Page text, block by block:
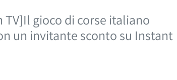
gioco di corse italiano
un invitante sconto su Instant